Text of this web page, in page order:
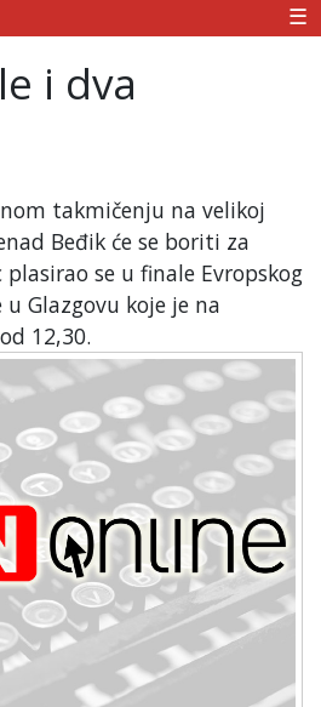
☰
i dva
takmičenju na velikoj
Beđik će se boriti za
se u finale Evropskog
Glazgovu koje je na
12,30.